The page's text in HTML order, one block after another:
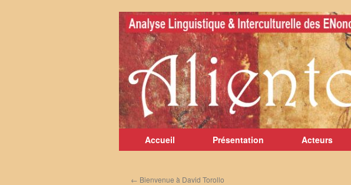
Aller
au
contenu
Accueil Présentation Acteurs
← Bienvenue à David Torollo